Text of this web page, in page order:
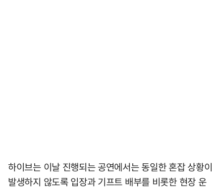
하이브는 이날 진행되는 공연에서는 동일한 혼잡 상황이
발생하지 않도록 입장과 기프트 배부를 비롯한 현장 운